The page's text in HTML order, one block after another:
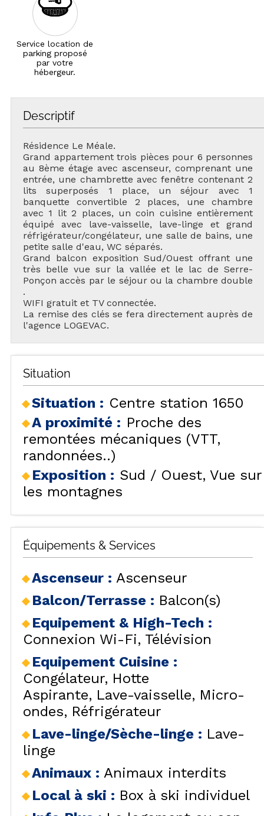
Service location de
parking proposé
par votre
hébergeur.
Descriptif
Résidence Le Méale.
Grand appartement trois pièces pour 6 personnes
au 8ème étage avec ascenseur, comprenant une
entrée, une chambrette avec fenêtre contenant 2
lits superposés 1 place, un séjour avec 1
banquette convertible 2 places, une chambre
avec 1 lit 2 places, un coin cuisine entièrement
équipé avec lave-vaisselle, lave-linge et grand
réfrigérateur/congélateur, une salle de bains, une
petite salle d'eau, WC séparés.
Grand balcon exposition Sud/Ouest offrant une
très belle vue sur la vallée et le lac de Serre-
Ponçon accès par le séjour ou la chambre double
.
WIFI gratuit et TV connectée.
La remise des clés se fera directement auprès de
l'agence LOGEVAC.
Situation
Situation : Centre station 1650
A proximité : Proche des
remontées mécaniques (VTT,
randonnées..)
Exposition : Sud / Ouest Vue sur
les montagnes
Équipements & Services
Ascenseur : Ascenseur
Balcon/Terrasse : Balcon(s)
Equipement & High-Tech :
Connexion Wi-Fi Télévision
Equipement Cuisine :
Congélateur Hotte
Aspirante
Lave-vaisselle
Micro-
ondes
Réfrigérateur
Lave-linge/Sèche-linge : Lave-
linge
Animaux : Animaux interdits
Local à ski : Box à ski individuel